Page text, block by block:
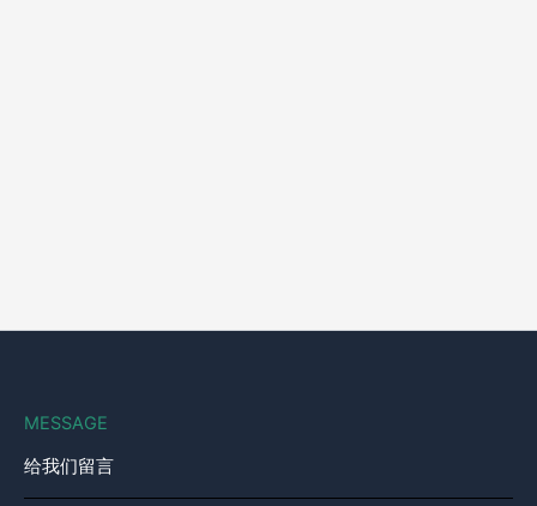
MESSAGE
给我们留言